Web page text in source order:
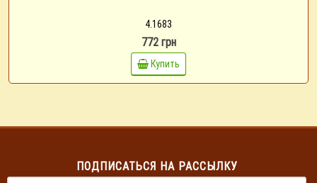
4.1683
772 грн
Купить
ПОДПИСАТЬСЯ НА РАССЫЛКУ